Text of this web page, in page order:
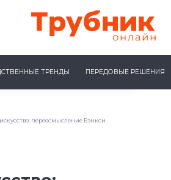
ТРЕНДЫ ПЕРЕДОВЫЕ РЕШЕНИЯ
переосмысление Бэнкси